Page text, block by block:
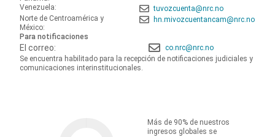
Venezuela:
tuvozcuenta@nrc.no
Norte de Centroamérica y
México:
hn.mivozcuentancam@nrc.no
Para notificaciones
El correo:
co.nrc@nrc.no
Se encuentra habilitado para la recepción de notificaciones judiciales y
comunicaciones interinstitucionales.
Más de 90% de nuestros
ingresos globales se